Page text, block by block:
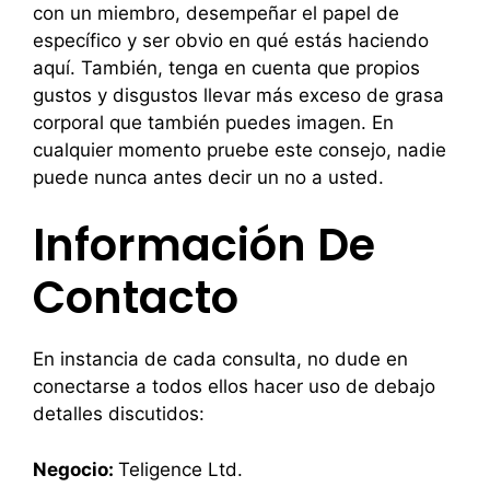
con un miembro, desempeñar el papel de
específico y ser obvio en qué estás haciendo
aquí. También, tenga en cuenta que propios
gustos y disgustos llevar más exceso de grasa
corporal que también puedes imagen. En
cualquier momento pruebe este consejo, nadie
puede nunca antes decir un no a usted.
Información De
Contacto
En instancia de cada consulta, no dude en
conectarse a todos ellos hacer uso de debajo
detalles discutidos:
Negocio: Teligence Ltd.